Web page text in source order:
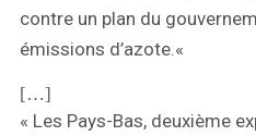
contre un plan du
émissions d’azote.«
[…]
« Les Pays-Bas, deuxième